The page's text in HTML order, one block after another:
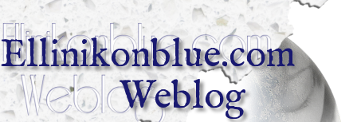
Ellinikonblue.com
Weblog